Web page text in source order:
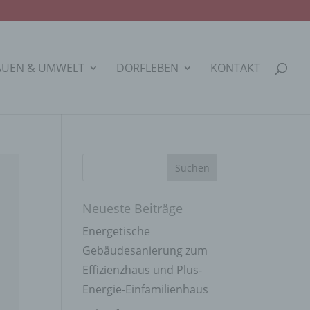
& UMWELT DORFLEBEN KONTAKT
Neueste Beiträge
Energetische
Gebäudesanierung zum
Effizienzhaus und Plus-
Energie-Einfamilienhaus